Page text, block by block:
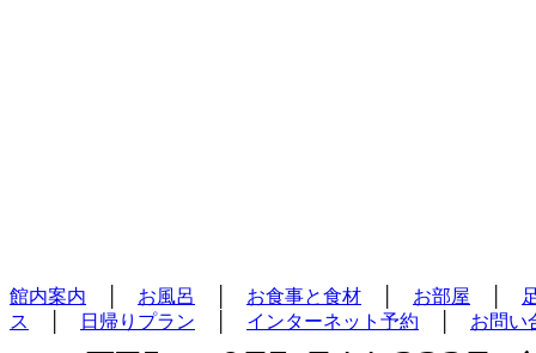
館内案内 お風呂 お食事と食材 お部屋
ス
日帰りプラン インターネット予約 お問い